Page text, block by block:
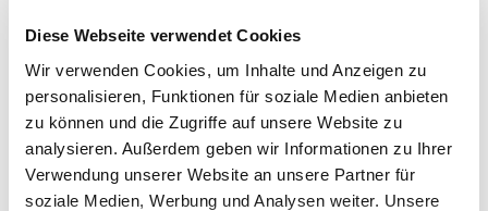
Diese Webseite verwendet Cookies
Wir verwenden Cookies, um Inhalte und Anzeigen zu
personalisieren, Funktionen für soziale Medien anbieten
zu können und die Zugriffe auf unsere Website zu
analysieren. Außerdem geben wir Informationen zu Ihrer
Verwendung unserer Website an unsere Partner für
soziale Medien, Werbung und Analysen weiter. Unsere
beschrieb Martin Luther in seiner Schrift "Von der
Freiheit eines Christenmenschen", wie wir aus
Gottes Gnade leben:
Frei davon, uns Gottes Liebe verdienen zu
müssen.
Frei dazu, unsere Mitmenschen diese Erfahrung
von Liebe weiterzugeben.